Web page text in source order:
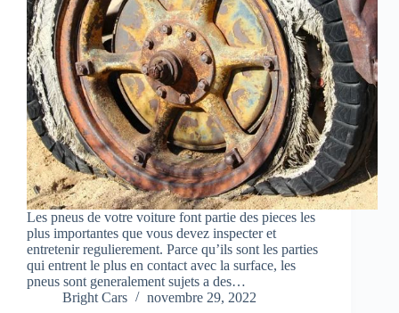
Les pneus de votre voiture font partie des pieces les
plus importantes que vous devez inspecter et
entretenir regulierement. Parce qu’ils sont les parties
qui entrent le plus en contact avec la surface, les
pneus sont generalement sujets a des…
Bright Cars
novembre 29, 2022